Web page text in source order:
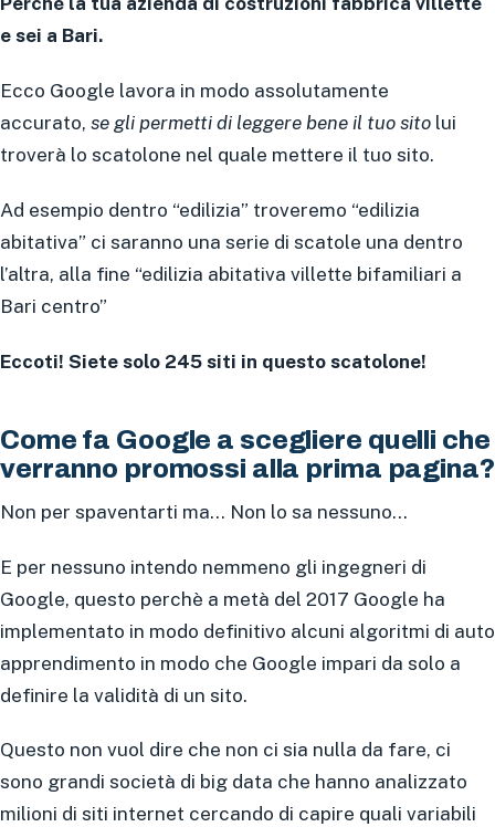
e sei a Bari.
Ecco Google lavora in modo assolutamente
accurato, se gli permetti di leggere bene il tuo sito lui
troverà lo scatolone nel quale mettere il tuo sito.
Ad esempio dentro “edilizia” troveremo “edilizia
abitativa” ci saranno una serie di scatole una dentro
l’altra, alla fine “edilizia abitativa villette bifamiliari a
Bari centro”
Eccoti! Siete solo 245 siti in questo scatolone!
Come fa Google a scegliere quelli che
verranno promossi alla prima pagina?
Non per spaventarti ma… Non lo sa nessuno…
E per nessuno intendo nemmeno gli ingegneri di
Google, questo perchè a metà del 2017 Google ha
implementato in modo definitivo alcuni algoritmi di auto
apprendimento in modo che Google impari da solo a
definire la validità di un sito.
Questo non vuol dire che non ci sia nulla da fare, ci
sono grandi società di big data che hanno analizzato
milioni di siti internet cercando di capire quali variabili